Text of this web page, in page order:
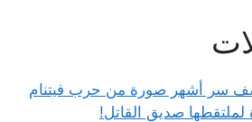
سر أشهر صورة من حرب فيتنام
صديق القاتل!